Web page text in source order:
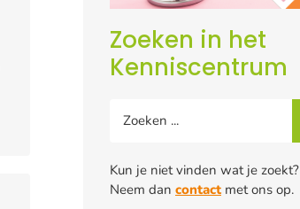
Zoeken in het
Kenniscentrum
Kun je niet vinden wat je zoekt?
Neem dan contactmet ons op.